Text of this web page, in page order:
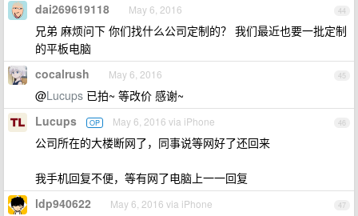
44
dai269619118 May 6, 2016
兄弟 麻烦问下 你们找什么公司定制的？ 我们最近也要一批定制
的平板电脑
45
cocalrush May 6, 2016
@Lucups 已拍~ 等改价 感谢~
46
Lucups OP May 6, 2016 via iPhone
公司所在的大楼断网了，同事说等网好了还回来
我手机回复不便，等有网了电脑上一一回复
47
ldp940622 May 6, 2016 via iPhone